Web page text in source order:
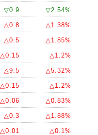
▽0.9 ▽2.54%
△0.8 △1.38%
△0.5 △1.85%
△0.15 △1.2%
△9.5 △5.32%
△0.15 △1.2%
△0.06 △0.83%
△0.3 △1.88%
△0.01 △0.1%